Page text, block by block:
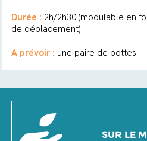
Durée : 2h/2h30 (modulable en
de déplacement)
A prévoir : une paire de bottes
SUR LE